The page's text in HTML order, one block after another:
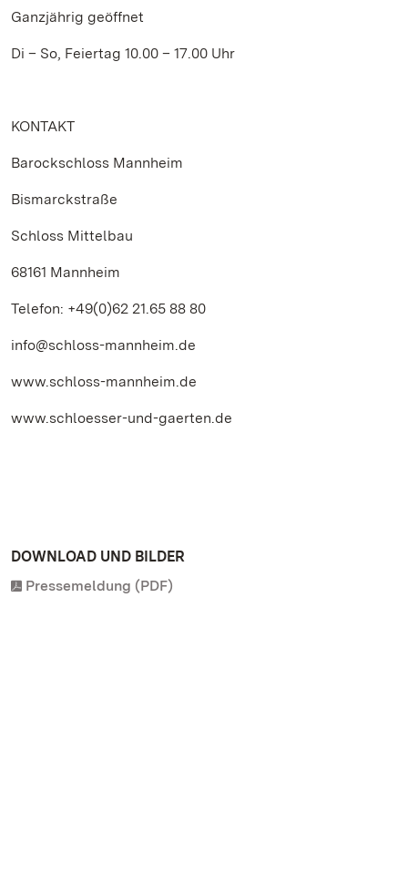
Ganzjährig geöffnet
Di – So, Feiertag 10.00 – 17.00 Uhr
KONTAKT
Barockschloss Mannheim
Bismarckstraße
Schloss Mittelbau
68161 Mannheim
Telefon: +49(0)62 21.65 88 80
info@schloss-mannheim.de
www.schloss-mannheim.de
www.schloesser-und-gaerten.de
DOWNLOAD UND BILDER
Pressemeldung (PDF)